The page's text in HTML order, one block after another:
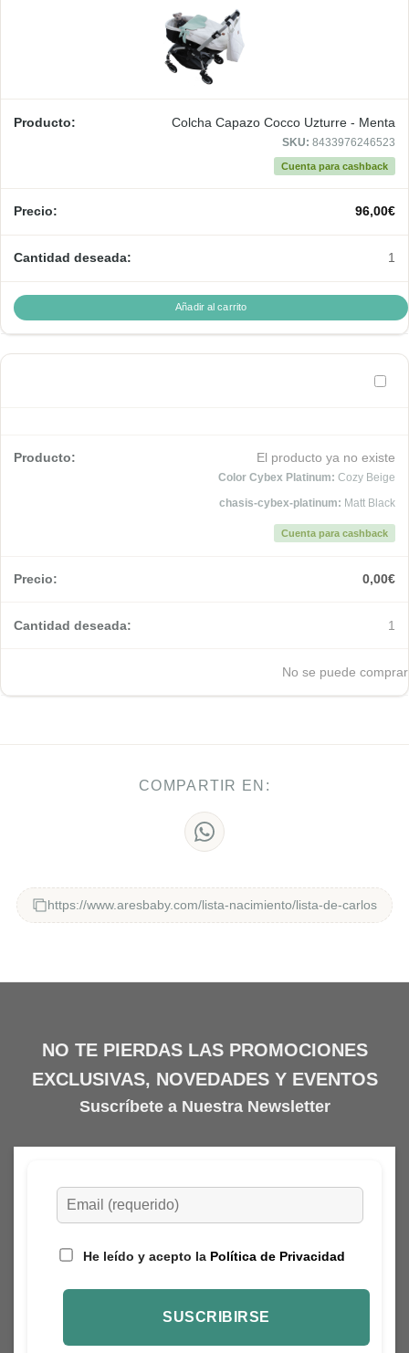
Colcha Capazo Cocco Uzturre - Menta
SKU: 8433976246523
Cuenta para cashback
96,00€
1
Añadir al carrito
El producto ya no existe
Color Cybex Platinum: Cozy Beige
chasis-cybex-platinum: Matt Black
Cuenta para cashback
0,00€
1
No se puede comprar
COMPARTIR EN:
https://www.aresbaby.com/lista-nacimiento/lista-de-carlos
NO TE PIERDAS LAS PROMOCIONES
EXCLUSIVAS, NOVEDADES Y EVENTOS
Suscríbete a Nuestra Newsletter
He leído y acepto la Política de Privacidad